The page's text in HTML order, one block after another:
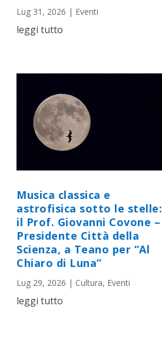
Lug 31, 2026 | Eventi
leggi tutto
Musica classica e
astrofisica sotto le stelle:
il Prof. Giovanni Covone –
Presidente Città della
Scienza, a Teano per “Al
Chiaro di Luna”
Lug 29, 2026 | Cultura, Eventi
leggi tutto